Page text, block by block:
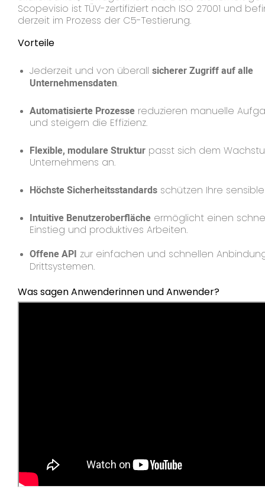
Scopevisio ist TÜV-zertifiziert nach ISO 27001 und
derzeit im Prozess der C5-Testierung.
Vorteile
Jederzeit und von überallsicherer Zugriff auf alle
Unternehmensdaten.
Automatisierte Prozesse reduzieren manuelle
und steigern die Effizienz.
Flexible, modulare Struktur passt sich dem
Unternehmens an.
Höchste Sicherheitsstandards schützen Ihre
Intuitive Benutzeroberfläche ermöglicht einen
Einstieg und produktives Arbeiten.
Offene API zur einfachen und schnellen
Drittsystemen.
Was sagen Anwenderinnen und Anwender?